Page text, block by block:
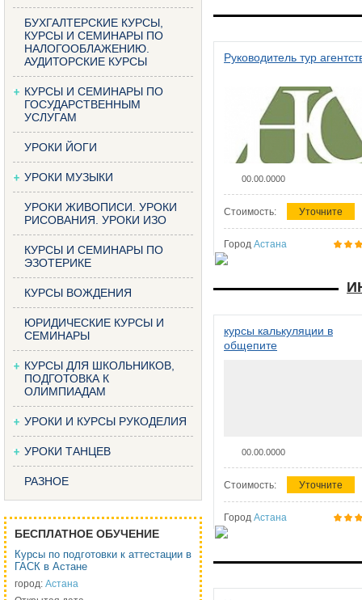
БУХГАЛТЕРСКИЕ КУРСЫ,
КУРСЫ И СЕМИНАРЫ ПО
НАЛОГООБЛАЖЕНИЮ.
АУДИТОРСКИЕ КУРСЫ
КУРСЫ И СЕМИНАРЫ ПО
ГОСУДАРСТВЕННЫМ
УСЛУГАМ
УРОКИ ЙОГИ
УРОКИ МУЗЫКИ
УРОКИ ЖИВОПИСИ. УРОКИ
РИСОВАНИЯ. УРОКИ ИЗО
КУРСЫ И СЕМИНАРЫ ПО
ЭЗОТЕРИКЕ
КУРСЫ ВОЖДЕНИЯ
ЮРИДИЧЕСКИЕ КУРСЫ И
СЕМИНАРЫ
КУРСЫ ДЛЯ ШКОЛЬНИКОВ,
ПОДГОТОВКА К
ОЛИМПИАДАМ
УРОКИ И КУРСЫ РУКОДЕЛИЯ
УРОКИ ТАНЦЕВ
РАЗНОЕ
БЕСПЛАТНОЕ ОБУЧЕНИЕ
Курсы по подготовки к аттестации в
ГАСК в Астане
город: Астана
Руководитель тур
00.00.0000
Стоимость: Уточните
Город Астана
курсы калькуляции в
общепите
00.00.0000
Стоимость: Уточните
Город Астана